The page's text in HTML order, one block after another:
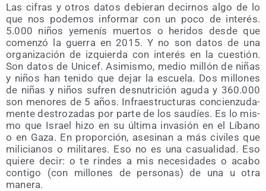
Las cifras y otros datos debie­ran decir­nos algo de lo
que nos pode­mos infor­mar con un poco de inte­rés.
5.000 niños yeme­nís muer­tos o heri­dos des­de que
comen­zó la gue­rra en 2015. Y no son datos de una
orga­ni­za­ción de izquier­da con inte­rés en la cues­tión.
Son datos de Uni­cef. Asi­mis­mo, medio millón de niñas
y niños han teni­do que dejar la escue­la. Dos millo­nes
de niñas y niños sufren des­nu­tri­ción agu­da y 360.000
son meno­res de 5 años. Infra­es­truc­tu­ras con­cien­zu­da­
men­te des­tro­za­das por par­te de los sau­díes. Es lo mis­
mo que Israel hizo en su últi­ma inva­sión en el Líbano
o en Gaza. En pro­por­ción, ase­si­nan a más civi­les que
mili­cia­nos o mili­ta­res. Eso no es una casua­li­dad. Eso
quie­re decir: o te rin­des a mis nece­si­da­des o aca­bo
con­ti­go (con millo­nes de per­so­nas) de una u otra
manera.